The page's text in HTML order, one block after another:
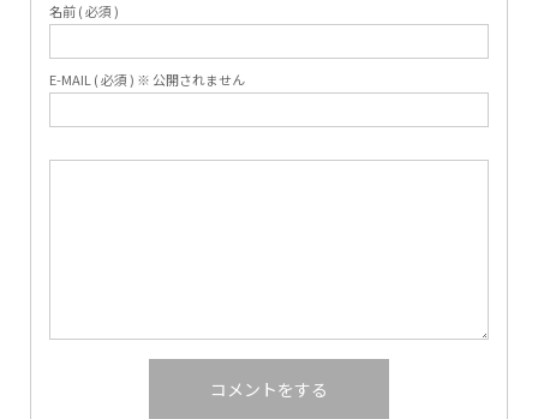
名前 ( 必須 )
E-MAIL ( 必須 ) ※ 公開されません